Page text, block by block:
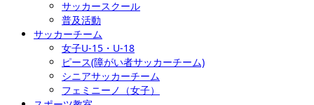
サッカースクール
普及活動
サッカーチーム
女子U-15・U-18
ピース(障がい者サッカーチーム)
シニアサッカーチーム
フェミニーノ（女子）